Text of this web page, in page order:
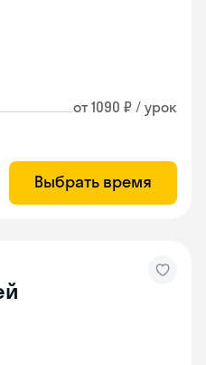
от 1090 ₽ / урок
Выбрать время